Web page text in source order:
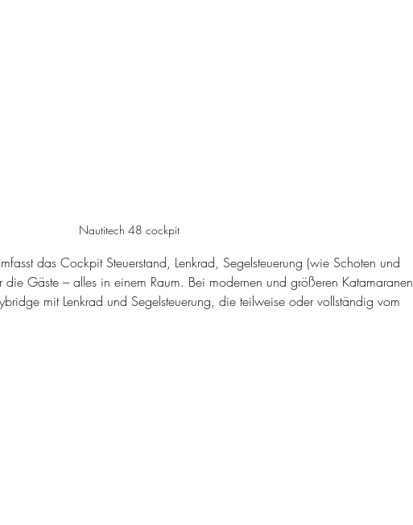
Nautitech 48 cockpit
das Cockpit Steuerstand, Lenkrad, Segelsteuerung (wie Schoten und
die Gäste – alles in einem Raum. Bei modernen und größeren Katamaranen
mit Lenkrad und Segelsteuerung, die teilweise oder vollständig vom